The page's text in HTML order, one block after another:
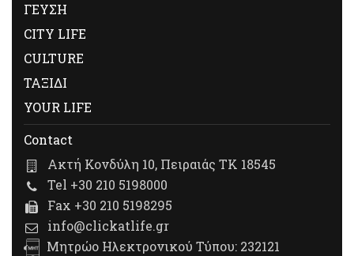
ΓΕΥΣΗ
CITY LIFE
CULTURE
ΤΑΞΙΔΙ
YOUR LIFE
Contact
Ακτή Κονδύλη 10, Πειραιάς ΤΚ 18545
Tel +30 210 5198000
Fax +30 210 5198295
info@clickatlife.gr
Μητρώο Ηλεκτρονικού Τύπου: 232121